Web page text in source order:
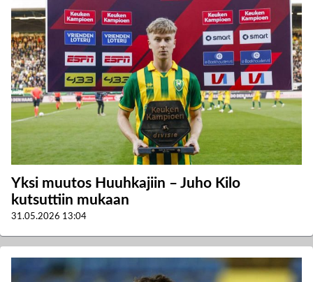
Yksi muutos Huuhkajiin – Juho Kilo
kutsuttiin mukaan
31.05.2026 13:04